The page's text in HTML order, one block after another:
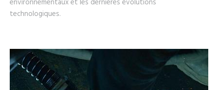
environnementaux et les dernières évolutions
technologiques.